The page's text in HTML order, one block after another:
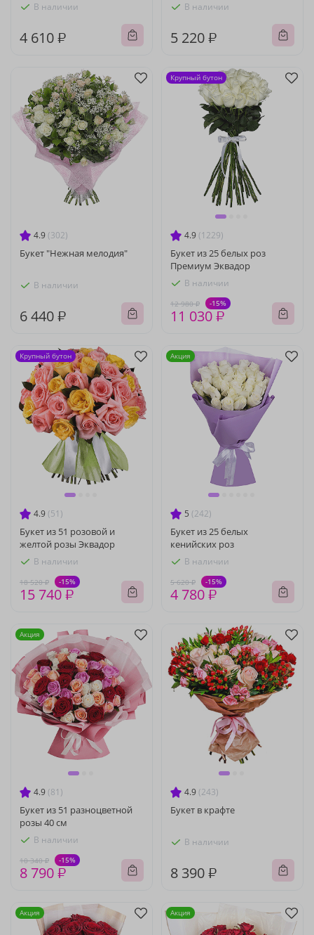
В наличии
4 610 ₽
В наличии
5 220 ₽
4.9 (302)
Букет "Нежная мелодия"
В наличии
6 440 ₽
4.9 (1229)
Букет из 25 белых роз
Премиум Эквадор
В наличии
12 980 ₽ -15%
11 030 ₽
Крупный бутон
4.9 (51)
Букет из 51 розовой и
желтой розы Эквадор
В наличии
18 520 ₽ -15%
15 740 ₽
Крупный бутон
5 (242)
Букет из 25 белых
кенийских роз
В наличии
5 620 ₽ -15%
4 780 ₽
Акция
4.9 (81)
Букет из 51 разноцветной
розы 40 см
В наличии
10 340 ₽ -15%
8 790 ₽
Акция
4.9 (243)
Букет в крафте
В наличии
8 390 ₽
Акция Акция